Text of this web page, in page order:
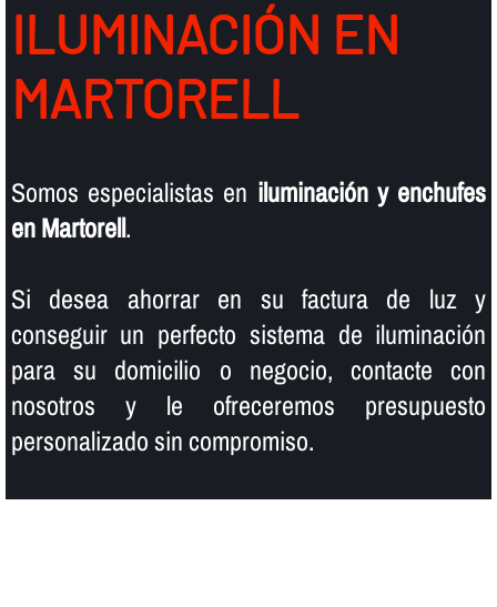
ILUMINACIÓN EN
MARTORELL
Somos especialistas en iluminación y enchufes
en Martorell.
Si desea ahorrar en su factura de luz y
conseguir un perfecto sistema de iluminación
para su domicilio o negocio, contacte con
nosotros y le ofreceremos presupuesto
personalizado sin compromiso.